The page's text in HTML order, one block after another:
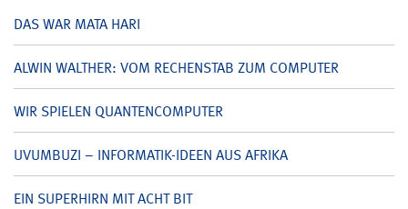
DAS WAR MATA HARI
ALWIN WALTHER: VOM RECHENSTAB ZUM COMPUTER
WIR SPIELEN QUANTENCOMPUTER
UVUMBUZI – INFORMATIK-IDEEN AUS AFRIKA
EIN SUPERHIRN MIT ACHT BIT